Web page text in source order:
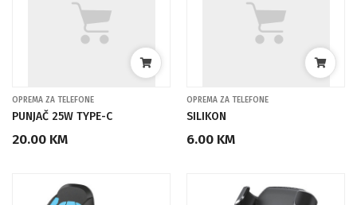
OPREMA ZA TELEFONE
PUNJAČ 25W TYPE-C
20.00 KM
OPREMA ZA TELEFONE
SILIKON
6.00 KM